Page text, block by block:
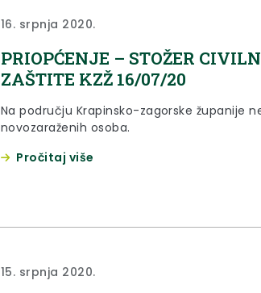
16. srpnja 2020.
PRIOPĆENJE – STOŽER
ZAŠTITE KZŽ 16/07/20
Na području Krapinsko-zagorske županije
novozaraženih osoba.
Pročitaj više
15. srpnja 2020.